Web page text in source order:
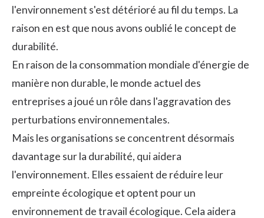
l'environnement s'est détérioré au fil du temps. La
raison en est que nous avons oublié le concept de
durabilité.
En raison de la consommation mondiale d'énergie de
manière non durable, le monde actuel des
entreprises a joué un rôle dans l'aggravation des
perturbations environnementales.
Mais les organisations se concentrent désormais
davantage sur la durabilité, qui aidera
l'environnement. Elles essaient de réduire leur
empreinte écologique et optent pour un
environnement de travail écologique. Cela aidera